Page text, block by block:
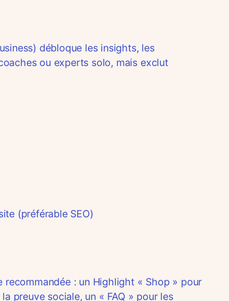
débloque les insights, les
ou experts solo, mais exclut
(préférable SEO)
: un Highlight « Shop » pour
preuve sociale, un « FAQ » pour les